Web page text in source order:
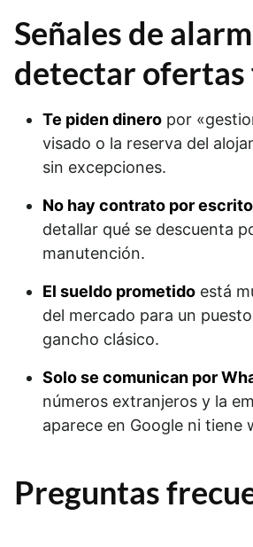
Señales de
detectar ofertas
Te piden dinero por
visado o la reserva del
sin excepciones.
No hay contrato por escrito
detallar qué se descuenta
manutención.
El sueldo prometido está
del mercado para un
gancho clásico.
Solo se comunican por
números extranjeros y la
aparece en Google ni tiene
Preguntas